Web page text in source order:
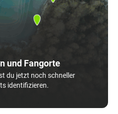
und Fangorte
du jetzt noch schneller
identifizieren.